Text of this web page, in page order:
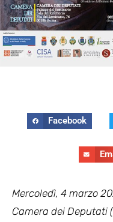
Facebook
Mercoledì, 4 marzo
Camera dei Deputati